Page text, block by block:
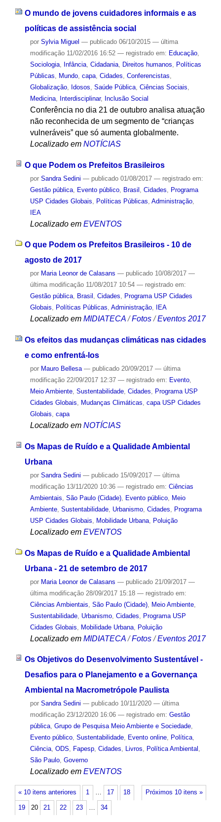
O mundo de jovens cuidadores informais e as
políticas de assistência social
por Sylvia Miguel — publicado06/10/2015 — última
modificação11/02/2016 16:52 — registrado em: Educação,
Sociologia, Infância, Cidadania, Direitos humanos, Políticas
Públicas, Mundo, capa, Cidades, Conferencistas,
Globalização, Idosos, Saúde Pública, Ciências Sociais,
Medicina, Interdisciplinar, Inclusão Social
Conferência no dia 21 de outubro analisa atuação
não reconhecida de um segmento de “crianças
vulneráveis” que só aumenta globalmente.
Localizado em NOTÍCIAS
O que Podem os Prefeitos Brasileiros
por Sandra Sedini — publicado01/08/2017 — registrado em:
Gestão pública, Evento público, Brasil Cidades
Programa
USP Cidades Globais
Políticas Públicas Administração,
IEA
Localizado em EVENTOS
O que Podem os Prefeitos Brasileiros - 10 de
agosto de 2017
por Maria Leonor de Calasans — publicado10/08/2017 —
última modificação11/08/2017 10:54 — registrado em:
Gestão pública, Brasil , Cidades, Programa USP Cidades
Globais, Políticas Públicas, Administração, IEA
Localizado em MIDIATECA /Fotos /Eventos 2017
Os efeitos das mudanças climáticas nas cidades
e como enfrentá-los
por Mauro Bellesa — publicado20/09/2017 — última
modificação22/09/2017 12:37 — registrado em: Evento,
Meio Ambiente, Sustentabilidade, Cidades, Programa USP
Cidades Globais, Mudanças Climáticas, capa USP Cidades
Globais, capa
Localizado em NOTÍCIAS
Os Mapas de Ruído e a Qualidade Ambiental
Urbana
por Sandra Sedini — publicado15/09/2017 — última
modificação13/11/2020 10:36 — registrado em: Ciências
Ambientais São Paulo (Cidade), Evento público,
Meio
Ambiente, Sustentabilidade, Urbanismo, Cidades
Programa
USP Cidades Globais
Mobilidade Urbana, Poluição
Localizado em EVENTOS
Os Mapas de Ruído e a Qualidade Ambiental
Urbana - 21 de setembro de 2017
por Maria Leonor de Calasans — publicado21/09/2017 —
última modificação28/09/2017 15:18 — registrado em:
Ciências Ambientais São Paulo (Cidade), Meio Ambiente,
Sustentabilidade, Urbanismo, Cidades
Programa USP
Cidades Globais
Mobilidade Urbana, Poluição
Localizado em MIDIATECA /Fotos /Eventos 2017
Os Objetivos do Desenvolvimento Sustentável -
Desafios para o Planejamento e a Governança
Ambiental na Macrometrópole Paulista
por Sandra Sedini — publicado10/11/2020 — última
modificação23/12/2020 16:06 — registrado em: Gestão
pública, Grupo de Pesquisa Meio Ambiente e Sociedade,
Evento público, Sustentabilidade, Evento online, Política,
Ciência, ODS, Fapesp, Cidades, Livros, Política Ambiental ,
São Paulo, Governo
Localizado em EVENTOS
« 10 itens anteriores Próximos 10 itens »
1 … 17 18
19 20 21 22 23 … 34